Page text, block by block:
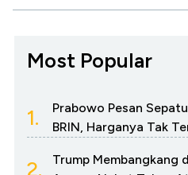
Most Popular
1.
Prabowo Pesan
BRIN, Harganya Tak
2.
Trump Membangkang